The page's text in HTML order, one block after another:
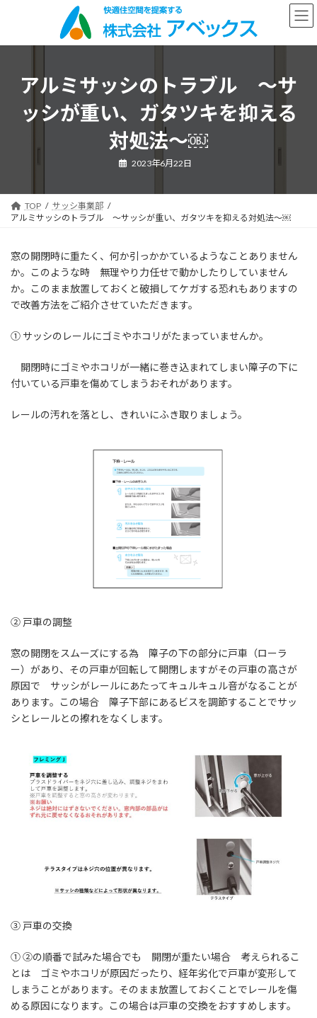
ン
ー
アルミサッシのトラブル ～サ
ッシが重い、ガタツキを抑える
対処法～￼
2023年6月22日
TOP
サッシ事業部
アルミサッシのトラブル ～サッシが重い、ガタツキを抑える対処法～￼
窓の開閉時に重たく、何か引っかかているようなことありません
か。このような時 無理やり力任せで動かしたりしていません
か。このまま放置しておくと破損してケガする恐れもありますの
で改善方法をご紹介させていただきます。
① サッシのレールにゴミやホコリがたまっていませんか。
開閉時にゴミやホコリが一緒に巻き込まれてしまい障子の下に
付いている戸車を傷めてしまうおそれがあります。
レールの汚れを落とし、きれいにふき取りましょう。
② 戸車の調整
窓の開閉をスムーズにする為 障子の下の部分に戸車（ローラ
ー）があり、その戸車が回転して開閉しますがその戸車の高さが
原因で サッシがレールにあたってキュルキュル音がなることが
あります。この場合 障子下部にあるビスを調節することでサッ
シとレールとの擦れをなくします。
③ 戸車の交換
① ②の順番で試みた場合でも 開閉が重たい場合 考えられるこ
とは ゴミやホコリが原因だったり、経年劣化で戸車が変形して
しまうことがあります。そのまま放置しておくことでレールを傷
める原因になります。この場合は戸車の交換をおすすめします。